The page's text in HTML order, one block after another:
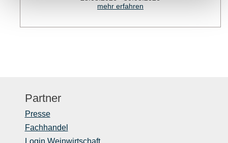
mehr erfahren
Partner
Presse
Fachhandel
Login Weinwirtschaft